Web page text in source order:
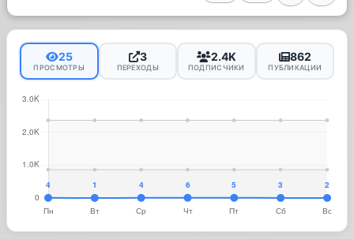
25
ПРОСМОТРЫ
3
ПЕРЕХОДЫ
2.4K
ПОДПИСЧИКИ
862
ПУБЛИКАЦИИ